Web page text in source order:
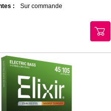
:
Sur commande